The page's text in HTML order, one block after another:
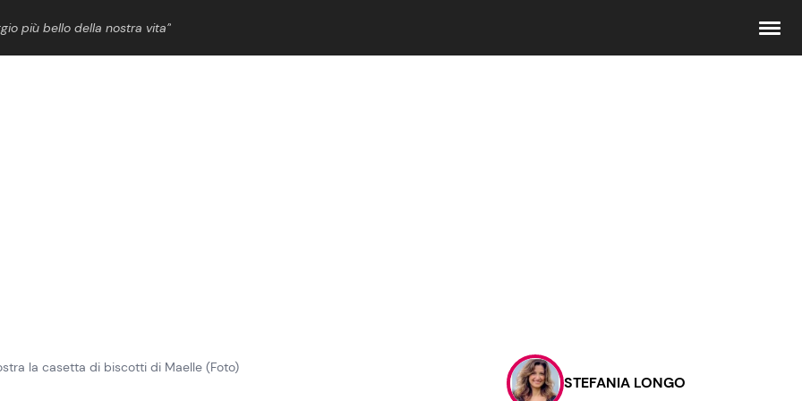
più bello della nostra vita”
Contattaci
Pubblicità
la casetta di biscotti di Maelle (Foto)
STEFANIA LONGO